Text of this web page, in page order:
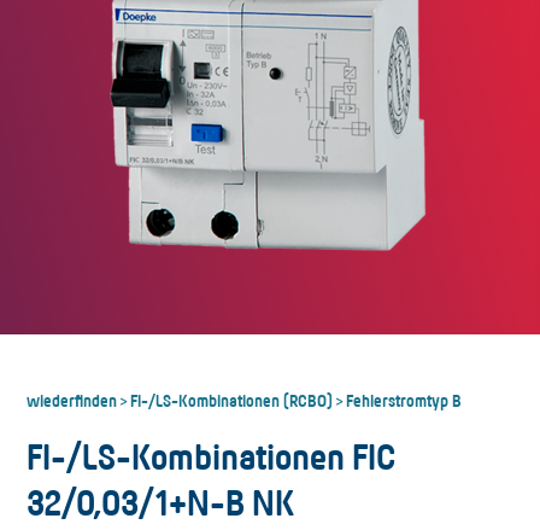
wiederfinden>FI-/LS-Kombinationen (RCBO) >Fehlerstromtyp B
FI-/LS-Kombinationen FIC
32/0,03/1+N-B NK